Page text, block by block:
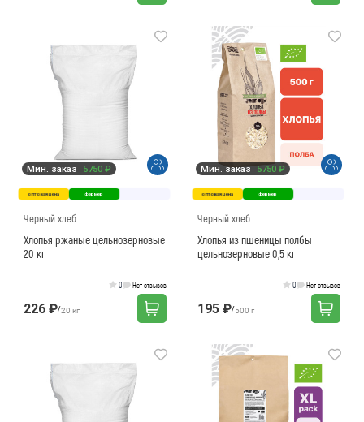
Мин. заказ 5750 ₽
оптовая цена фермер
Черный хлеб
Хлопья ржаные цельнозерновые
20 кг
0 Нет отзывов
226 ₽/20 кг
Мин. заказ 5750 ₽
оптовая цена фермер
Черный хлеб
Хлопья из пшеницы полбы
цельнозерновые 0,5 кг
0 Нет отзывов
195 ₽/500 г